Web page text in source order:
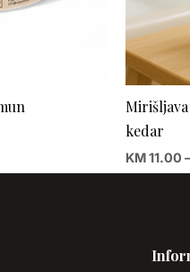
kedar
KM11.00 –